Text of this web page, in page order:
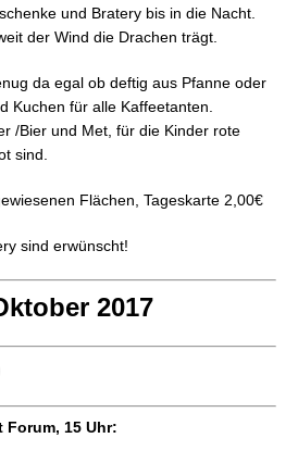
und Bratery bis in die Nacht.
der Wind die Drachen trägt.
da egal ob deftig aus Pfanne oder
Kuchen für alle Kaffeetanten.
/Bier und Met, für die Kinder rote
sind.
Flächen, Tageskarte 2,00€
sind erwünscht!
2017
Forum, 15 Uhr: